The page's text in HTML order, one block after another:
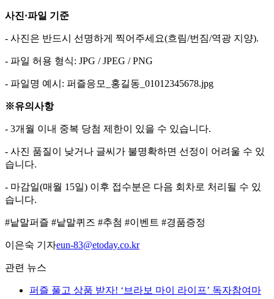
사진·파일 기준
- 사진은 반드시 선명하게 찍어주세요(흐림/번짐/역광 지양).
- 파일 허용 형식: JPG / JPEG / PNG
- 파일명 예시: 퍼즐응모_홍길동_01012345678.jpg
※유의사항
- 3개월 이내 중복 당첨 제한이 있을 수 있습니다.
- 사진 품질이 낮거나 글씨가 불명확하면 선정이 어려울 수 있
습니다.
- 마감일(매월 15일) 이후 접수분은 다음 회차로 처리될 수 있
습니다.
#낱말퍼즐 #낱말퀴즈 #추첨 #이벤트 #경품증정
이은숙 기자eun-83@etoday.co.kr
관련 뉴스
퍼즐 풀고 상품 받자! ‘브라보 마이 라이프’ 독자참여마